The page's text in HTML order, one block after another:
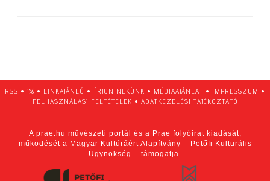
RSS • 1% • LINKAJÁNLÓ • ÍRJON NEKÜNK • MÉDIAAJÁNLAT • IMPRESSZUM •
FELHASZNÁLÁSI FELTÉTELEK • ADATKEZELÉSI TÁJÉKOZTATÓ
A prae.hu művészeti portál és a Prae folyóirat kiadását,
működését a Magyar Kultúráért Alapítvány – Petőfi Kulturális
Ügynökség – támogatja.